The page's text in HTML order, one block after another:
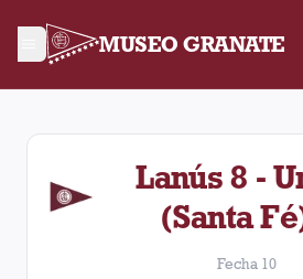
MUSEO GRANATE
Fecha 10. Partido entre Lanús y
Lanús 8 -
(Santa
Fecha 10